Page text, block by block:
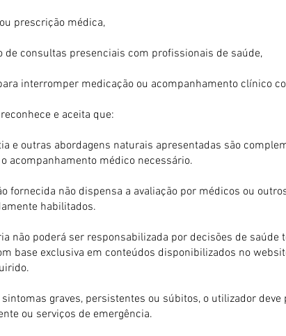
prescrição médica,
de consultas presenciais com profissionais de saúde,
interromper medicação ou acompanhamento clínico
e aceita que:
e outras abordagens naturais apresentadas são
acompanhamento médico necessário.
fornecida não dispensa a avaliação por médicos ou
habilitados.
não poderá ser responsabilizada por decisões de saúde
base exclusiva em conteúdos disponibilizados no
sintomas graves, persistentes ou súbitos, o utilizador deve
ou serviços de emergência.